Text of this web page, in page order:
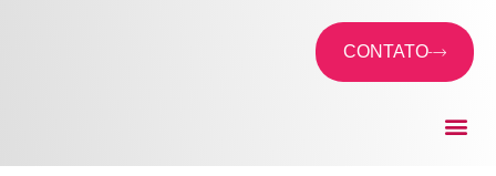
CONTATO